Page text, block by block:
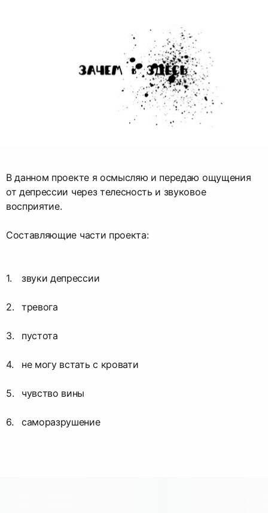
В данном проекте я осмысляю и передаю ощущения
от депрессии через телесность и звуковое
восприятие.
Составляющие части проекта:
звуки депрессии
тревога
пустота
не могу встать с кровати
чувство вины
саморазрушение